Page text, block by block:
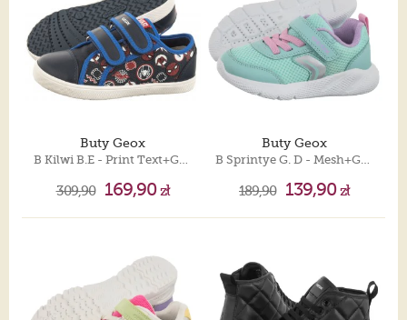
Buty Geox
B Kilwi B.E - Print Text+GBK Navy/Royal B45A7E 0AN54 C4226
309,90 169,90zł
Buty Geox
B Sprintye G. D - Mesh+Geobuck Watersea/Pink B454TD 01454 C3BE8
189,90 139,90zł